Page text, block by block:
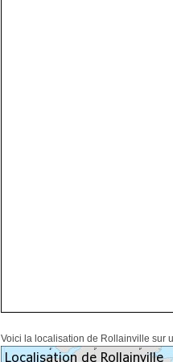
Voici la localisation de Rollainville sur